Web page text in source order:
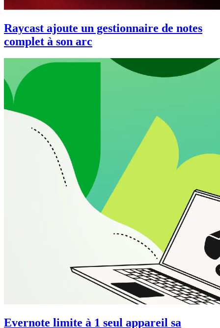
Raycast ajoute un gestionnaire de notes
complet à son arc
Evernote limite à 1 seul appareil sa